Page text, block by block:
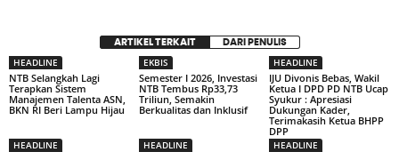
ARTIKEL TERKAIT DARI PENULIS
HEADLINE
NTB Selangkah Lagi
Terapkan Sistem
Manajemen Talenta ASN,
BKN RI Beri Lampu Hijau
EKBIS
Semester I 2026, Investasi
NTB Tembus Rp33,73
Triliun, Semakin
Berkualitas dan Inklusif
HEADLINE
IJU Divonis Bebas, Wakil
Ketua I DPD PD NTB Ucap
Syukur : Apresiasi
Dukungan Kader,
Terimakasih Ketua BHPP
DPP
HEADLINE HEADLINE HEADLINE